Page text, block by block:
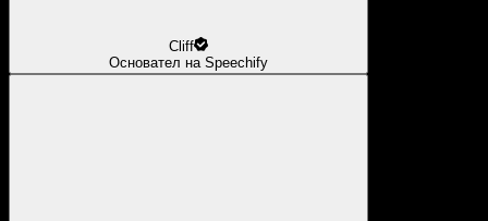
Cliff
Основател на Speechify